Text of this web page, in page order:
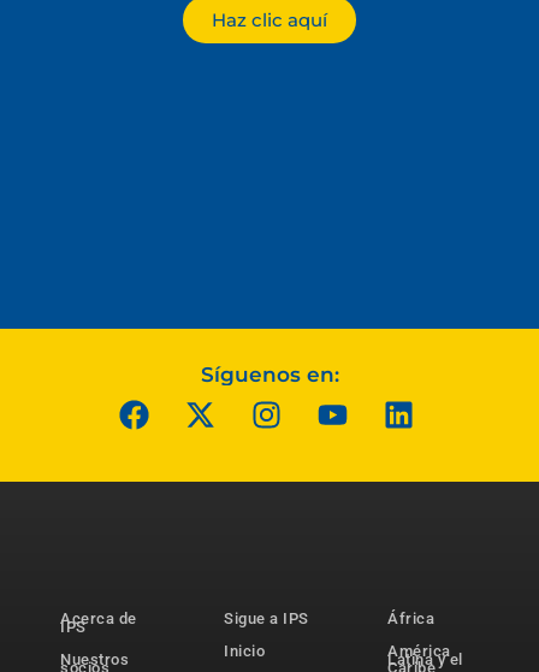
Haz clic aquí
Síguenos en:
Acerca de
IPS
Nuestros
socios
Sigue a IPS
Inicio
África
América
Latina y el
Caribe